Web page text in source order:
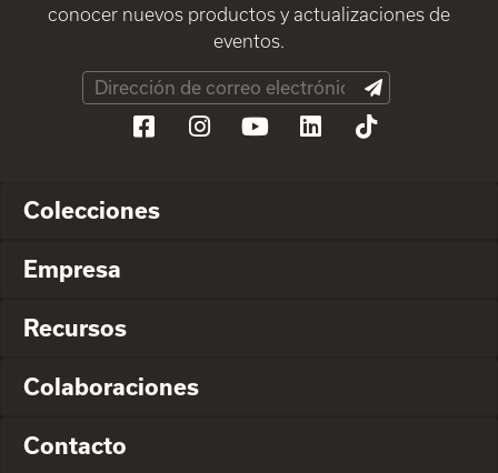
conocer nuevos productos y actualizaciones de
eventos.
Colecciones
Empresa
Recursos
Colaboraciones
Contacto